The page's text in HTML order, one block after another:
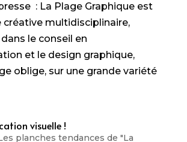
: La Plage Graphique est
créative multidisciplinaire,
le conseil en
et le design graphique,
oblige, sur une grande variété
visuelle !
planches tendances de "La